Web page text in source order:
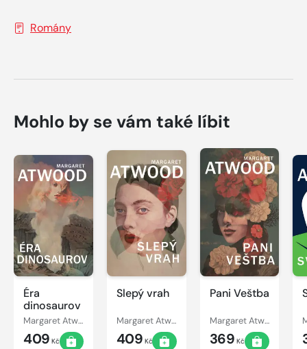
Romány
Mohlo by se vám také líbit
Éra
dinosaurov
Margaret Atwood
409 Kč
Slepý vrah
Margaret Atwood
409 Kč
Pani Veštba
Margaret Atwood
369 Kč